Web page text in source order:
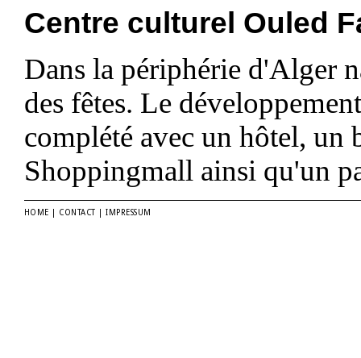
Centre culturel Ouled
Dans la périphérie d'Alger
des fêtes. Le
complété avec un hôtel, un
Shoppingmall ainsi qu'un
HOME CONTACT |IMPRESSUM